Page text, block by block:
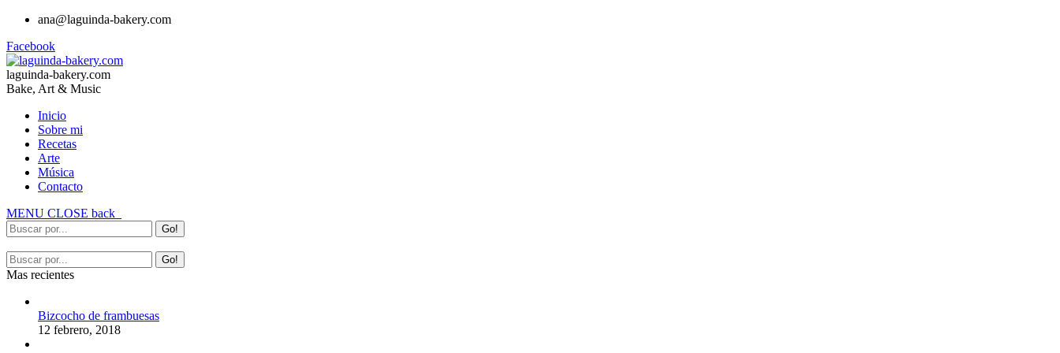
ana@laguinda-bakery.com
Facebook
laguinda-bakery.com
Bake, Art & Music
Inicio
Sobre mi
Recetas
Arte
Música
Contacto
MENU CLOSE back
Mas recientes
Bizcocho de frambuesas
12 febrero, 2018